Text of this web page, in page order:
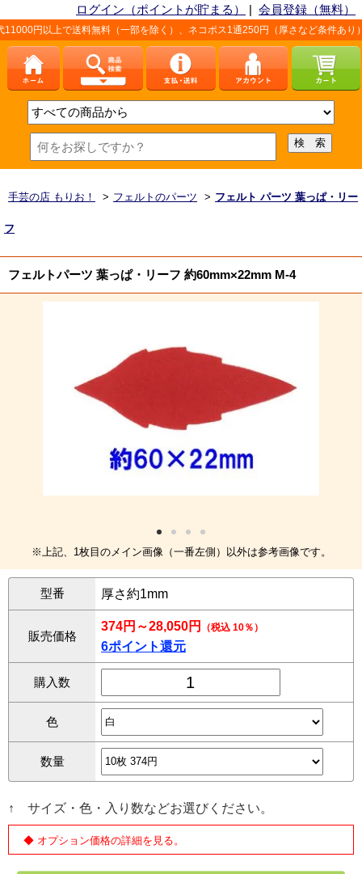
ログイン（ポイントが貯まる） | 会員登録（無料）
料無料（一部を除く）、ネコポス1通250円（厚さなど条件あり）。詳しくは、
手芸の店 もりお！ > フェルトのパーツ > フェルト パーツ 葉っぱ・リー
フ
フェルトパーツ 葉っぱ・リーフ 約60mm×22mm M-4
※上記、1枚目のメイン画像（一番左側）以外は参考画像です。
型番 厚さ約1mm
販売価格
374円～28,050円 （税込 10％）
6ポイント還元
購入数
色
数量
↑ サイズ・色・入り数などお選びください。
◆ オプション価格の詳細を見る。